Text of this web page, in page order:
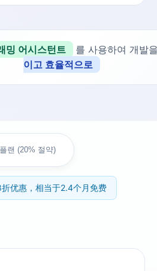
밍 어시스턴트
를 사용하여 개발
이고 효율적으로
랜 (20% 절약)
优惠，相当于2.4个月免费